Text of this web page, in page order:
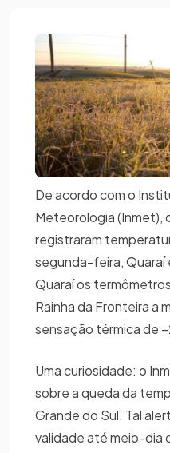
De acordo com o
Meteorologia (Inmet),
registraram
segunda-feira, Quaraí
Quaraí os
Rainha da Fronteira a
sensação térmica de
Uma curiosidade: o
sobre a queda da
Grande do Sul. Tal
validade até meio-dia